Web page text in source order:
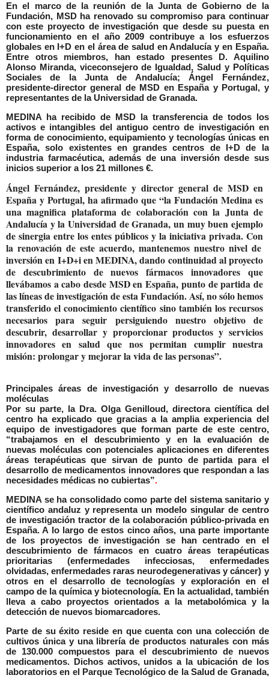
En el marco de la reunión de la Junta de Gobierno de la
Fundación, MSD ha renovado su compromiso para continuar
con este proyecto de investigación que desde su puesta en
funcionamiento en el año 2009 contribuye a los esfuerzos
globales en I+D en el área de salud en Andalucía y en España.
Entre otros miembros, han estado presentes D. Aquilino
Alonso Miranda, viceconsejero de Igualdad, Salud y Políticas
Sociales de la Junta de Andalucía; Ángel Fernández,
presidente-director general de MSD en España y Portugal, y
representantes de la Universidad de Granada.
MEDINA ha recibido de MSD la transferencia de todos los
activos e intangibles del antiguo centro de investigación en
forma de conocimiento, equipamiento y tecnologías únicas en
España, solo existentes en grandes centros de I+D de la
industria farmacéutica, además de una inversión desde sus
inicios superior a los 21 millones €.
Ángel Fernández, presidente y director general de MSD en
España y Portugal, ha afirmado que “la Fundación Medina es
una magnifica plataforma de colaboración con la Junta de
Andalucía y la Universidad de Granada, un muy buen ejemplo
de sinergia entre los entes públicos y la iniciativa privada. Con
la renovación de este acuerdo, mantenemos nuestro nivel de
inversión en I+D+i en MEDINA, dando continuidad al proyecto
de descubrimiento de nuevos fármacos innovadores que
llevábamos a cabo desde MSD en España, punto de partida de
las líneas de investigación de esta Fundación. Así, no sólo hemos
transferido el conocimiento científico sino también los recursos
necesarios para seguir persiguiendo nuestro objetivo de
descubrir, desarrollar y proporcionar productos y servicios
innovadores en salud que nos permitan cumplir nuestra
misión: prolongar y mejorar la vida de las personas”.
Principales áreas de investigación y desarrollo de nuevas
moléculas
Por su parte, la Dra. Olga Genilloud , directora científica del
centro ha explicado que gracias a la amplia experiencia del
equipo de investigadores que forman parte de este centro,
“trabajamos en el descubrimiento y en la evaluación de
nuevas moléculas con potenciales aplicaciones en diferentes
áreas terapéuticas que sirvan de punto de partida para el
desarrollo de medicamentos innovadores que respondan a las
necesidades médicas no cubiertas”.
MEDINA se ha consolidado como parte del sistema sanitario y
científico andaluz y representa un modelo singular de centro
de investigación tractor de la colaboración público-privada en
España. A lo largo de estos cinco años, una parte importante
de los proyectos de investigación se han centrado en el
descubrimiento de fármacos en cuatro áreas terapéuticas
prioritarias (enfermedades infecciosas, enfermedades
olvidadas, enfermedades raras neurodegenerativas y cáncer) y
otros en el desarrollo de tecnologías y exploración en el
campo de la química y biotecnología. En la actualidad, también
lleva a cabo proyectos orientados a la metabolómica y la
detección de nuevos biomarcadores.
Parte de su éxito reside en que cuenta con una colección de
cultivos única y una librería de productos naturales con más
de 130.000 compuestos para el descubrimiento de nuevos
medicamentos. Dichos activos, unidos a la ubicación de los
laboratorios en el Parque Tecnológico de la Salud de Granada,